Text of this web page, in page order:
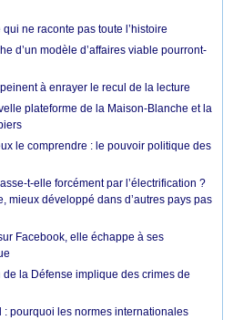
ne raconte pas toute l’histoire
d’un modèle d’affaires viable pourront-
à enrayer le recul de la lecture
plateforme de la Maison-Blanche et la
le comprendre : le pouvoir politique des
t-elle forcément par l’électrification ?
mieux développé dans d’autres pays pas
Facebook, elle échappe à ses
la Défense implique des crimes de
pourquoi les normes internationales